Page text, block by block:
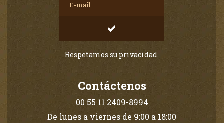
Respetamos su privacidad.
Contáctenos
00 55 11 2409-8994
De lunes a viernes de 9:00 a 18:00